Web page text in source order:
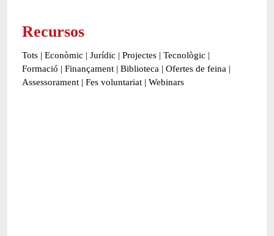
Recursos
Tots | Econòmic | Jurídic | Projectes | Tecnològic |
Formació | Finançament | Biblioteca | Ofertes de feina |
Assessorament | Fes voluntariat | Webinars